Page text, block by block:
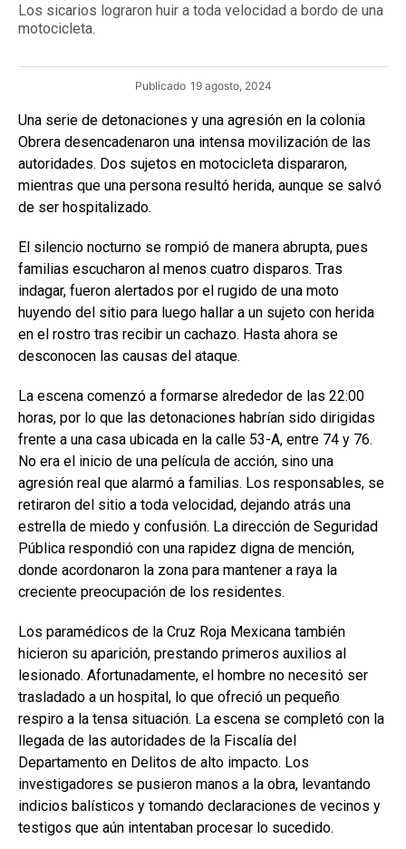
Los sicarios lograron huir a toda velocidad a bordo de una
motocicleta.
Publicado 19 agosto, 2024
Una serie de detonaciones y una agresión en la colonia
Obrera desencadenaron una intensa movilización de las
autoridades. Dos sujetos en motocicleta dispararon,
mientras que una persona resultó herida, aunque se salvó
de ser hospitalizado.
El silencio nocturno se rompió de manera abrupta, pues
familias escucharon al menos cuatro disparos. Tras
indagar, fueron alertados por el rugido de una moto
huyendo del sitio para luego hallar a un sujeto con herida
en el rostro tras recibir un cachazo. Hasta ahora se
desconocen las causas del ataque.
La escena comenzó a formarse alrededor de las 22:00
horas, por lo que las detonaciones habrían sido dirigidas
frente a una casa ubicada en la calle 53-A, entre 74 y 76.
No era el inicio de una película de acción, sino una
agresión real que alarmó a familias. Los responsables, se
retiraron del sitio a toda velocidad, dejando atrás una
estrella de miedo y confusión. La dirección de Seguridad
Pública respondió con una rapidez digna de mención,
donde acordonaron la zona para mantener a raya la
creciente preocupación de los residentes.
Los paramédicos de la Cruz Roja Mexicana también
hicieron su aparición, prestando primeros auxilios al
lesionado. Afortunadamente, el hombre no necesitó ser
trasladado a un hospital, lo que ofreció un pequeño
respiro a la tensa situación. La escena se completó con la
llegada de las autoridades de la Fiscalía del
Departamento en Delitos de alto impacto. Los
investigadores se pusieron manos a la obra, levantando
indicios balísticos y tomando declaraciones de vecinos y
testigos que aún intentaban procesar lo sucedido.